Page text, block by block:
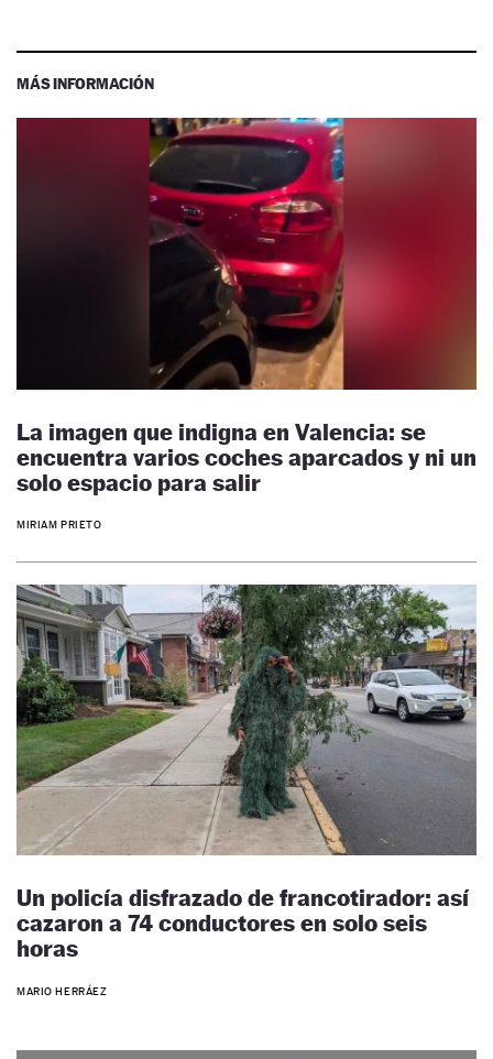
MÁS INFORMACIÓN
La imagen que indigna en Valencia: se
encuentra varios coches aparcados y ni un
solo espacio para salir
MIRIAM PRIETO
Un policía disfrazado de francotirador: así
cazaron a 74 conductores en solo seis
horas
MARIO HERRÁEZ